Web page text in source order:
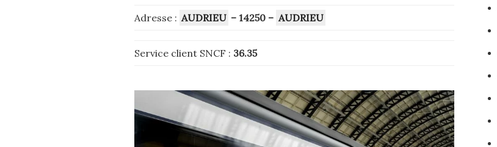
Adresse : AUDRIEU – 14250 – AUDRIEU
Service client SNCF : 36.35